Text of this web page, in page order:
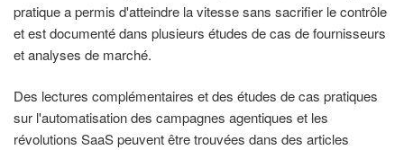
pratique a permis d'atteindre la vitesse sans sacrifier le contrôle
et est documenté dans plusieurs études de cas de fournisseurs
et analyses de marché.
Des lectures complémentaires et des études de cas pratiques
sur l'automatisation des campagnes agentiques et les
révolutions SaaS peuvent être trouvées dans des articles